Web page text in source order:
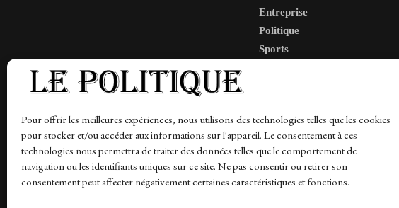
Pour offrir les meilleures expériences, nous utilisons des technologies telles que les cookies
pour stocker et/ou accéder aux informations sur l'appareil. Le consentement à ces
technologies nous permettra de traiter des données telles que le comportement de
navigation ou les identifiants uniques sur ce site. Ne pas consentir ou retirer son
consentement peut affecter négativement certaines caractéristiques et fonctions.
Entreprise
Politique
Sports
News Finance-Marches Business